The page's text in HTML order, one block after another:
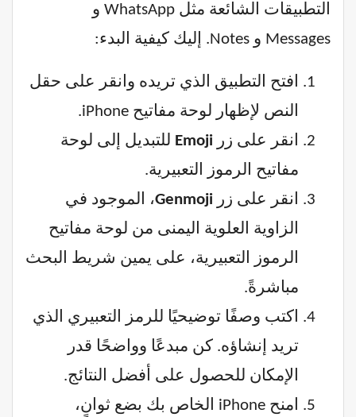
التطبيقات الشائعة مثل WhatsApp و
Messages و Notes. إليك كيفية البدء:
افتح التطبيق الذي تريده وانقر على حقل
النص لإظهار لوحة مفاتيح iPhone.
انقر على زر Emoji للتبديل إلى لوحة
مفاتيح الرموز التعبيرية.
انقر على زر Genmoji، الموجود في
الزاوية العلوية اليمنى من لوحة مفاتيح
الرموز التعبيرية، على يمين شريط البحث
مباشرةً.
اكتب وصفًا توضيحيًا للرمز التعبيري الذي
تريد إنشاؤه. كن مبدعًا وواضحًا قدر
الإمكان للحصول على أفضل النتائج.
امنح iPhone الخاص بك بضع ثوانٍ،